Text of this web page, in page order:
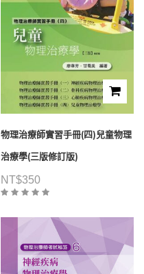
物理治療師實習手冊(四)兒童物理
治療學(三版修訂版)
NT$350